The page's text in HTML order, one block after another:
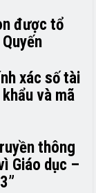
được tổ
xác số tài
và mã
thông
Giáo dục –